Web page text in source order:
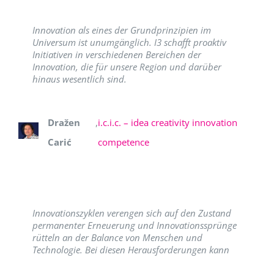
Innovation als eines der Grundprinzipien im
Universum ist unumgänglich. I3 schafft proaktiv
Initiativen in verschiedenen Bereichen der
Innovation, die für unsere Region und darüber
hinaus wesentlich sind.
Dražen
Carić
,i.c.i.c. – idea creativity innovation
competence
Innovationszyklen verengen sich auf den Zustand
permanenter Erneuerung und Innovationssprünge
rütteln an der Balance von Menschen und
Technologie. Bei diesen Herausforderungen kann